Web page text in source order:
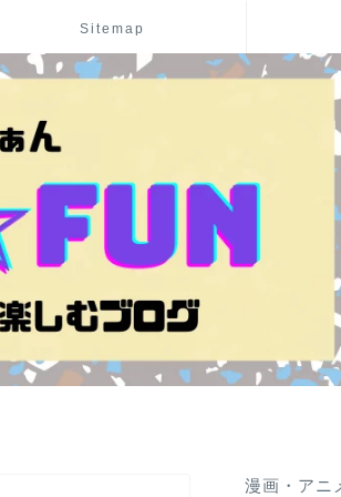
Sitemap
漫画・アニ